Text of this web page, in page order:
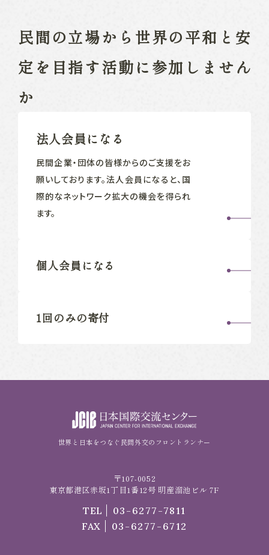
民間の立場から 世界の平和と安
定を目指す活動に参加しません
か
法人会員になる
民間企業‧団体の皆様からのご支援をお
願いしております。法人会員になると、国
際的なネットワーク拡大の機会を得られ
ます。
個人会員になる
1回のみの寄付
世界と日本をつなぐ民間外交のフロントランナー
〒107-0052
東京都港区赤坂1丁目1番12号 明産溜池ビル 7F
TEL
03-6277-7811
FAX
03-6277-6712